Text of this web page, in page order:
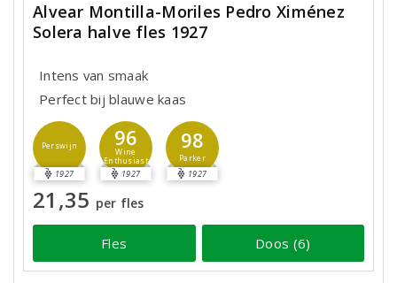
Alvear Montilla-Moriles Pedro Ximénez
Solera halve fles 1927
Intens van smaak
Perfect bij blauwe kaas
Perswijn
1927
96
Wine
Enthusiast
1927
98
Parker
1927
21,35 per fles
Fles Doos (6)